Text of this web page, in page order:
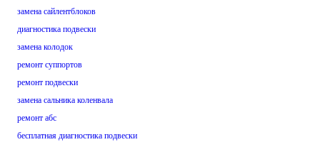
замена сайлентблоков
диагностика подвески
замена колодок
ремонт суппортов
ремонт подвески
замена сальника коленвала
ремонт абс
бесплатная диагностика подвески